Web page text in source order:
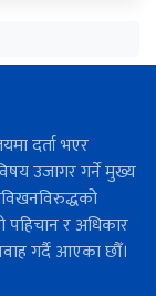
दर्ता भएर
उजागर गर्ने मुख्य
र अधिकार
गर्दै आएका छौँ।